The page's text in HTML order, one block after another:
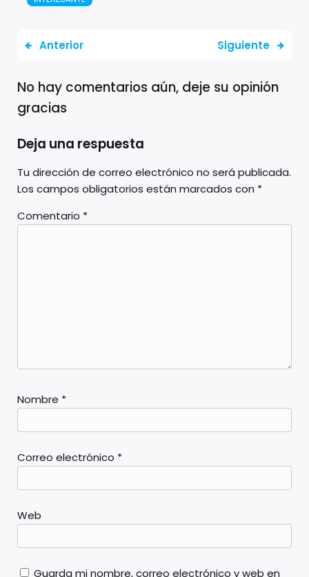
Anterior Siguiente
No hay comentarios aún, deje su opinión
gracias
Deja una respuesta
Tu dirección de correo electrónico no será publicada.
Los campos obligatorios están marcados con *
Comentario *
Nombre *
Correo electrónico *
Web
Guarda mi nombre, correo electrónico y web en